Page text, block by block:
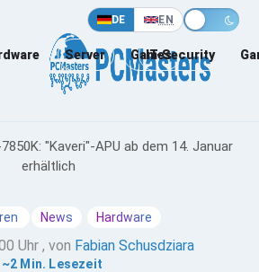
DE EN
Server Games
IT-Security
"Kaveri"-APU ab dem 14. Januar
erhältlich
News Hardware
Uhr , von Fabian Schusdziara
~2 Min. Lesezeit